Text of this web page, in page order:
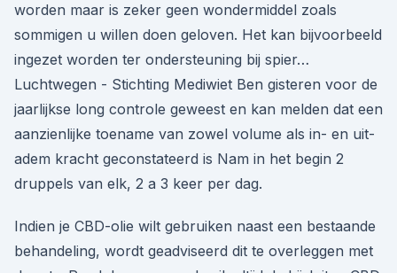
worden maar is zeker geen wondermiddel zoals
sommigen u willen doen geloven. Het kan bijvoorbeeld
ingezet worden ter ondersteuning bij spier…
Luchtwegen - Stichting Mediwiet Ben gisteren voor de
jaarlijkse long controle geweest en kan melden dat een
aanzienlijke toename van zowel volume als in- en uit-
adem kracht geconstateerd is Nam in het begin 2
druppels van elk, 2 a 3 keer per dag.
Indien je CBD-olie wilt gebruiken naast een bestaande
behandeling, wordt geadviseerd dit te overleggen met